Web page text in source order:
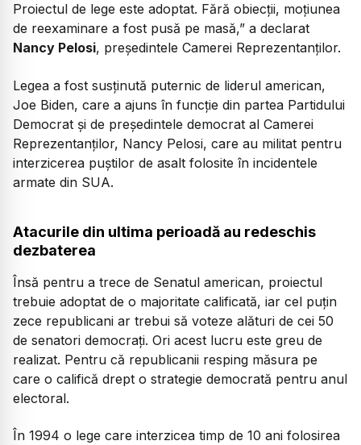
Proiectul de lege este adoptat. Fără obiecții, moțiunea
de reexaminare a fost pusă pe masă,” a declarat
Nancy Pelosi, președintele Camerei Reprezentanților.
Legea a fost susţinută puternic de liderul american,
Joe Biden, care a ajuns în funcție din partea Partidului
Democrat și de președintele democrat al Camerei
Reprezentanţilor, Nancy Pelosi, care au militat pentru
interzicerea puştilor de asalt folosite în incidentele
armate din SUA.
Atacurile din ultima perioadă au redeschis
dezbaterea
Însă pentru a trece de Senatul american, proiectul
trebuie adoptat de o majoritate calificată, iar cel puțin
zece republicani ar trebui să voteze alături de cei 50
de senatori democrați. Ori acest lucru este greu de
realizat. Pentru că republicanii resping măsura pe
care o califică drept o strategie democrată pentru anul
electoral.
În 1994 o lege care interzicea timp de 10 ani folosirea